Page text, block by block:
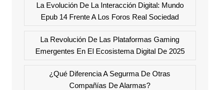
La Evolución De La Interacción Digital: Mundo
Epub 14 Frente A Los Foros Real Sociedad
La Revolución De Las Plataformas Gaming
Emergentes En El Ecosistema Digital De 2025
¿Qué Diferencia A Segurma De Otras
Compañías De Alarmas?